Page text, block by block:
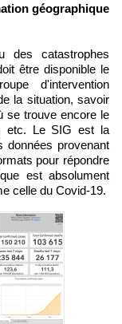
géographique
des catastrophes
être disponible le
d'intervention
la situation, savoir
se trouve encore le
etc. Le SIG est la
données provenant
pour répondre
est absolument
celle du Covid-19.